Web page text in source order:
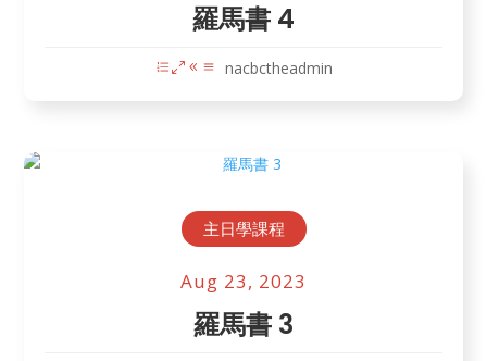
羅馬書 4
nacbctheadmin
主日學課程
Aug 23, 2023
羅馬書 3